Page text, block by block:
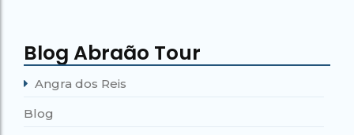
Blog Abraão Tour
Angra dos Reis
Blog